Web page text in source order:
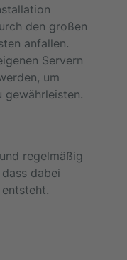
den großen
anfallen.
Servern
um
gewährleisten.
regelmäßig
dabei